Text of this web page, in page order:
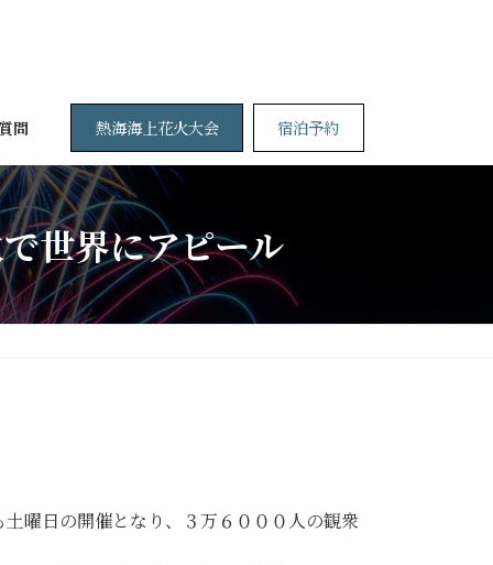
問 熱海海上花火大会 宿泊予約
世界にアピール
曜日の開催となり、３万６０００人の観衆